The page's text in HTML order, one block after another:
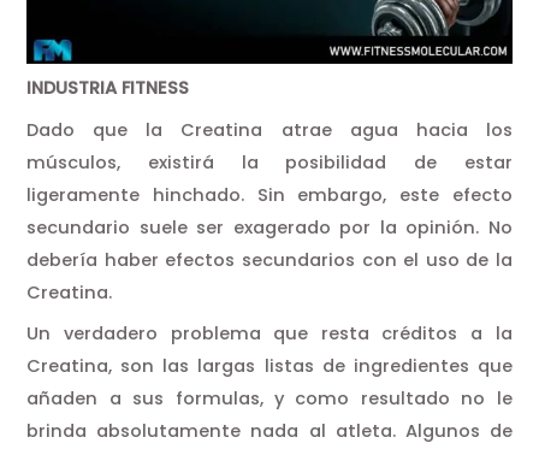
INDUSTRIA FITNESS
Dado que la Creatina atrae agua hacia los
músculos, existirá la posibilidad de estar
ligeramente hinchado. Sin embargo, este efecto
secundario suele ser exagerado por la opinión. No
debería haber efectos secundarios con el uso de la
Creatina.
Un verdadero problema que resta créditos a la
Creatina, son las largas listas de ingredientes que
añaden a sus formulas, y como resultado no le
brinda absolutamente nada al atleta. Algunos de